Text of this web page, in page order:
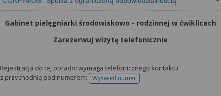
Gabinet pielęgniarki środowiskowo - rodzinnej w ćwiklicach
Zarezerwuj wizytę telefonicznie
Rejestracja do tej poradni wymaga telefonicznego kontaktu
z przychodnią pod numerem:
Wyświetl numertelefonu do rejestracji